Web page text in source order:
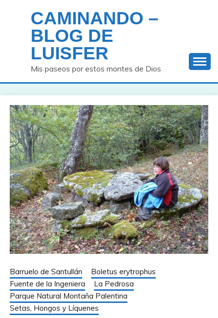
contenido
CAMINANDO –
BLOG DE
LUISFER
Mis paseos por estos montes de Dios
Barruelo de Santullán
Boletus erytrophus
Fuente de la Ingeniera
La Pedrosa
Parque Natural Montaña Palentina
Setas, Hongos y Líquenes